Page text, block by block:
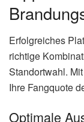
Erfolgreiches
richtige
Standortwahl.
Ihre Fangquote
Optimale